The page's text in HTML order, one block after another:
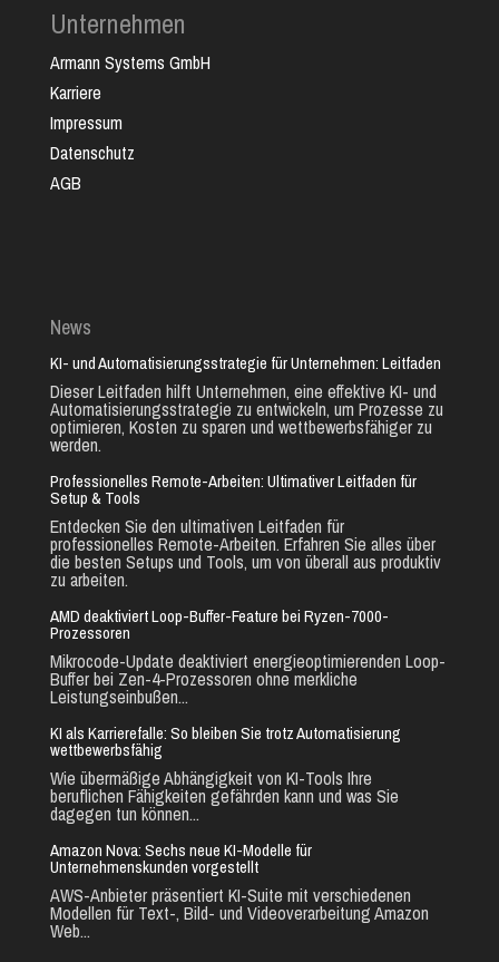
Unternehmen
Armann Systems GmbH
Karriere
Impressum
Datenschutz
AGB
News
KI- und Automatisierungsstrategie für Unternehmen: Leitfaden
Dieser Leitfaden hilft Unternehmen, eine effektive KI- und
Automatisierungsstrategie zu entwickeln, um Prozesse zu
optimieren, Kosten zu sparen und wettbewerbsfähiger zu
werden.
Professionelles Remote-Arbeiten: Ultimativer Leitfaden für
Setup & Tools
Entdecken Sie den ultimativen Leitfaden für
professionelles Remote-Arbeiten. Erfahren Sie alles über
die besten Setups und Tools, um von überall aus produktiv
zu arbeiten.
AMD deaktiviert Loop-Buffer-Feature bei Ryzen-7000-
Prozessoren
Mikrocode-Update deaktiviert energieoptimierenden Loop-
Buffer bei Zen-4-Prozessoren ohne merkliche
Leistungseinbußen...
KI als Karrierefalle: So bleiben Sie trotz Automatisierung
wettbewerbsfähig
Wie übermäßige Abhängigkeit von KI-Tools Ihre
beruflichen Fähigkeiten gefährden kann und was Sie
dagegen tun können...
Amazon Nova: Sechs neue KI-Modelle für
Unternehmenskunden vorgestellt
AWS-Anbieter präsentiert KI-Suite mit verschiedenen
Modellen für Text-, Bild- und Videoverarbeitung Amazon
Web...